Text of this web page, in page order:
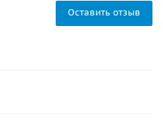
Оставить отзыв